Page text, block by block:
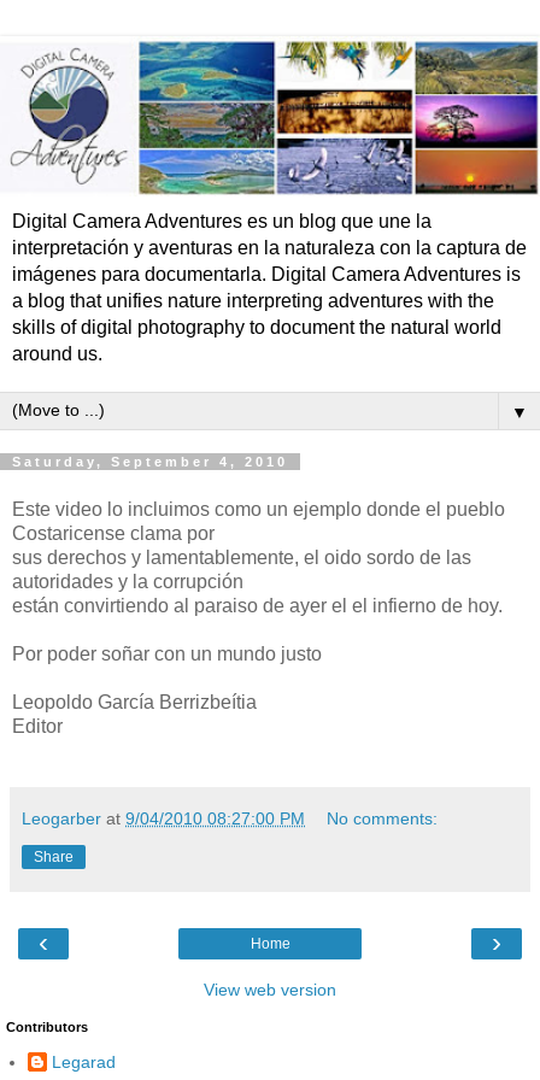
Digital Camera Adventures es un blog que une la
interpretación y aventuras en la naturaleza con la captura de
imágenes para documentarla. Digital Camera Adventures is
a blog that unifies nature interpreting adventures with the
skills of digital photography to document the natural world
around us.
▼
Saturday, September 4, 2010
Este video lo incluimos como un ejemplo donde el pueblo
Costaricense clama por
sus derechos y lamentablemente, el oido sordo de las
autoridades y la corrupción
están convirtiendo al paraiso de ayer el el infierno de hoy.
Por poder soñar con un mundo justo
Leopoldo García Berrizbeítia
Editor
Leogarber at 9/04/2010 08:27:00 PM No comments:
Share
‹ ›
Home
View web version
Contributors
Legarad